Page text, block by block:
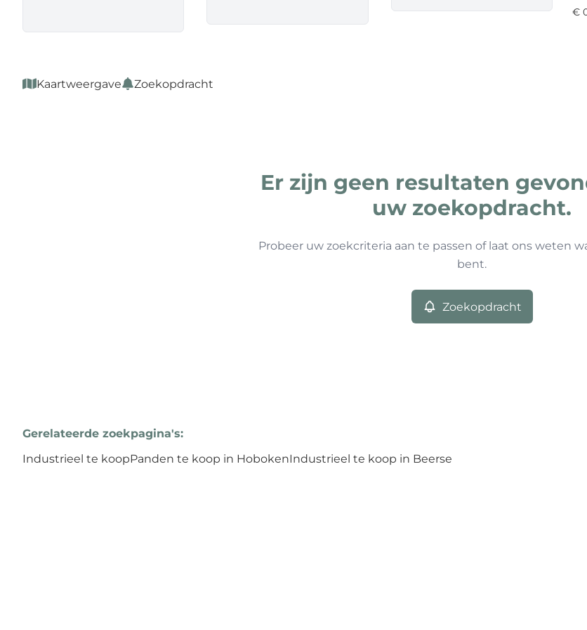
Kaartweergave Zoekopdracht
Er zijn geen resultaten
uw zoekopdracht.
Probeer uw zoekcriteria aan te passen of laat ons weten
bent.
Zoekopdracht
Gerelateerde zoekpagina's:
Industrieel te koopPanden te koop in HobokenIndustrieel te koop in Beerse